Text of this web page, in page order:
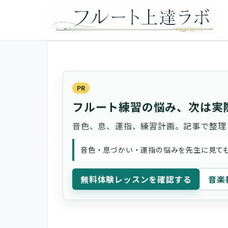
PR
フルート練習の悩み、次は実
音色、息、運指、練習計画。記事で整
音色・息づかい・運指の悩みを先生に見て
無料体験レッスンを確認する 音楽